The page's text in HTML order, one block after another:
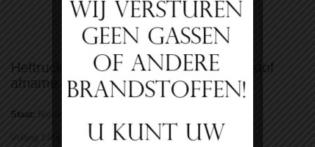
Bekijk groter
Heftruckgas vulling 14kg propaan vloeistof
afname
Staat: Nieuw product
Vulling 14kg heftruckgas